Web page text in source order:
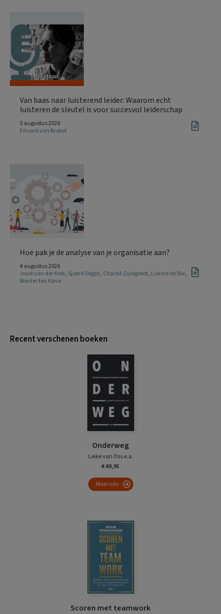
Van baas naar luisterend leider: Waarom echt
luisteren de sleutel is voor succesvol leiderschap
5 augustus 2026
Eduard van Brakel
Hoe pak je de analyse van je organisatie aan?
4 augustus 2026
Joost van der Kolk, Sjoerd Segijn, Chanté Zuidgeest, Lianne de Bie,
Wouter ten Have
Recent verschenen boeken
Onderweg
Leike van Oss e.a.
€ 49,95
Meer info
Scoren met teamwork